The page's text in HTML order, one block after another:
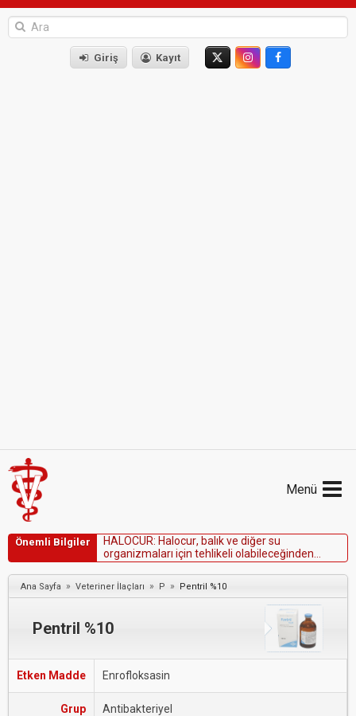
Giriş Kayıt
Menü
Önemli Bilgiler HALOCUR: Ha ocur, ba ıkve diğersu
organizma arı için teh ike i o abi eceğinden
kanalizasyonakarıştırılmamalıdır.
Ana Sayfa » Veteriner İlaçları » P » Pentril %10
Pentril %10
Etken Madde Enrofloksasin
Grup Antibakteriyel